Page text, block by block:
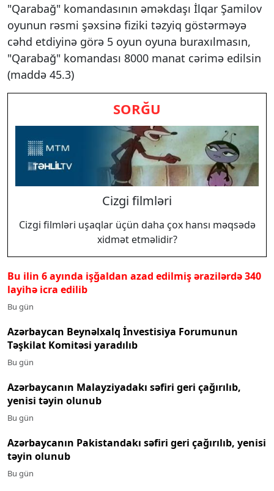
"Qarabağ" komandasının əməkdaşı İlqar Şamilov
oyunun rəsmi şəxsinə fiziki təzyiq göstərməyə
cəhd etdiyinə görə 5 oyun oyuna buraxılmasın,
"Qarabağ" komandası 8000 manat cərimə edilsin
(maddə 45.3)
SORĞU
Cizgi filmləri
Cizgi filmləri uşaqlar üçün daha çox hansı məqsədə
xidmət etməlidir?
Bu ilin 6 ayında işğaldan azad edilmiş ərazilərdə 340
layihə icra edilib
Bu gün
Azərbaycan Beynəlxalq İnvestisiya Forumunun
Təşkilat Komitəsi yaradılıb
Bu gün
Azərbaycanın Malayziyadakı səfiri geri çağırılıb,
yenisi təyin olunub
Bu gün
Azərbaycanın Pakistandakı səfiri geri çağırılıb, yenisi
təyin olunub
Bu gün